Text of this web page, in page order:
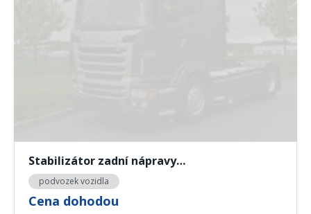
Stabilizátor zadní nápravy…
podvozek vozidla
Cena dohodou